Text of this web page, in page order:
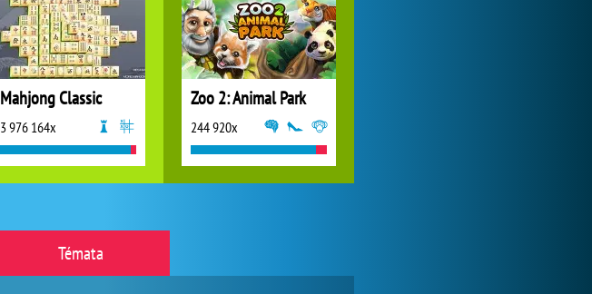
Témata
Mahjong Classic
3 976 164x
Zoo 2: Animal Park
244 920x